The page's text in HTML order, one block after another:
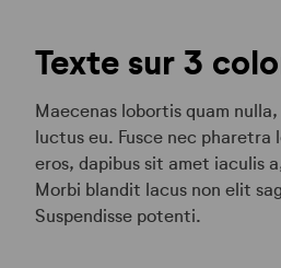
Texte sur 3
Maecenas lobortis quam
luctus eu. Fusce nec pharetra
eros, dapibus sit amet iaculis
Morbi blandit lacus non elit
Suspendisse potenti.